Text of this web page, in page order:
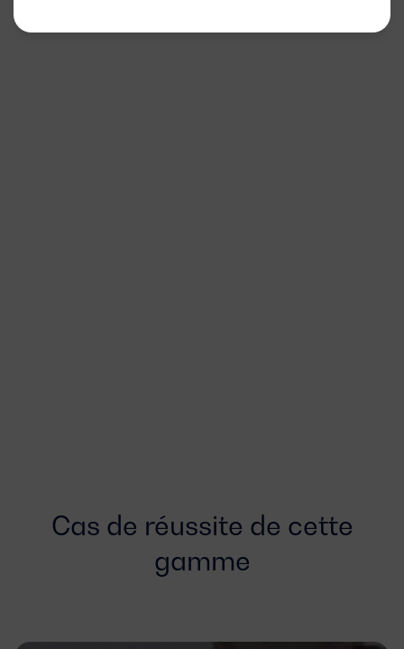
Cas de réussite de cette
gamme